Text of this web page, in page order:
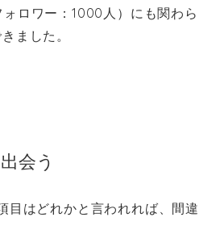
ロワー：1000人）にも関わら
ました。
会う
目はどれかと言われれば、間違